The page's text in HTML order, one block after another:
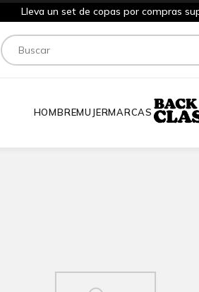
Lleva un set de copas por compras
Buscar
HOMBREMUJERMARCAS